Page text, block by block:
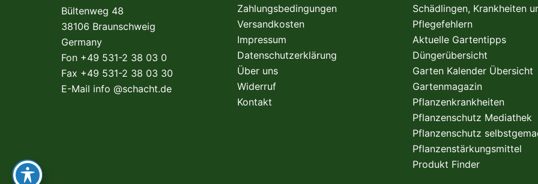
Bültenweg 48
38106 Braunschweig
Germany
Fon +49 531-2 38 03 0
Fax +49 531-2 38 03 30
E-Mail info @schacht.de
Zahlungsbedingungen
Versandkosten
Impressum
Datenschutzerklärung
Über uns
Widerruf
Kontakt
Schädlingen, Krankheiten
Pflegefehlern
Aktuelle Gartentipps
Düngerübersicht
Garten Kalender Übersicht
Gartenmagazin
Pflanzenkrankheiten
Pflanzenschutz Mediathek
Pflanzenschutz
Pflanzenstärkungsmittel
Produkt Finder